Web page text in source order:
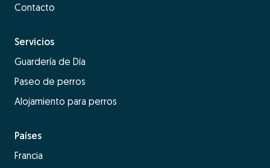
Contacto
Servicios
Guardería de Día
Paseo de perros
Alojamiento para perros
Países
Francia